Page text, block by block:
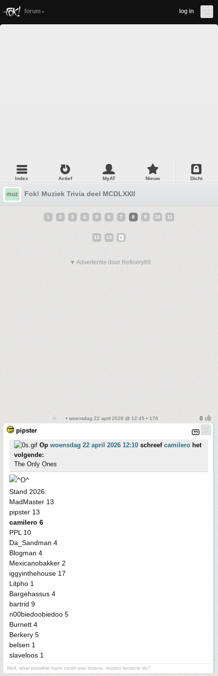
forum log in
Index Actief MyAT Nieuw Dicht
muz Fok! Muziek Trivia deel MCDLXXII
1 2 3 4 5 6 7 8 9 10 11
12 13
▼ Advertentie door Refinery89
• woensdag 22 april 2026 @ 12:45 • 176
pipster
Op woensdag 22 april 2026 12:10 schreef camilero het
volgende:
The Only Ones
Stand 2026:
MadMaster 13
pipster 13
camilero 6
PPL 10
Da_Sandman 4
Blogman 4
Mexicanobakker 2
iggyinthehouse 17
Litpho 1
Bargehassus 4
bartrid 9
n00biedoobiedoo 5
Burnett 4
Berkery 5
belsen 1
slaveloos 1
Well, what possible harm could one insane, mutant tentacle do?